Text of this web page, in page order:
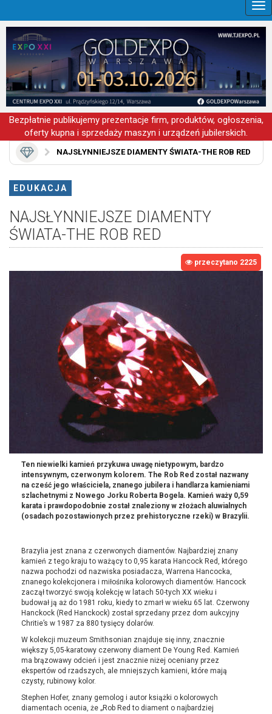
Bezpłatnie publikujemy prezentacje firm, produktów, ogłoszenia,
oferty kupna i sprzedaży maszyn i urządzeń jubilerskich.
NAJSŁYNNIEJSZE DIAMENTY ŚWIATA-THE ROB RED
EDUKACJA
NAJSŁYNNIEJSZE DIAMENTY
ŚWIATA-THE ROB RED
przeczytano 2225
Ten niewielki kamień przykuwa uwagę nietypowym, bardzo
intensywnym, czerwonym kolorem. The Rob Red został nazwany
na cześć jego właściciela, znanego jubilera i handlarza kamieniami
szlachetnymi z Nowego Jorku Roberta Bogela. Kamień waży 0,59
karata i prawdopodobnie został znaleziony w złożach aluwialnych
(osadach pozostawionych przez prehistoryczne rzeki) w Brazylii.
Brazylia jest znana z czerwonych diamentów. Najbardziej znany
kamień z tego kraju to ważący to 0,95 karata Hancock Red, którego
nazwa pochodzi od nazwiska posiadacza, Warrena Hancocka,
znanego kolekcjonera i miłośnika kolorowych diamentów. Hancock
zaczął tworzyć swoją kolekcję w latach 50-tych XX wieku i
budował ją aż do 1981 roku, kiedy to zmarł w wieku 65 lat. Czerwony
Hanckock (Red Hanckock) został sprzedany przez dom aukcyjny
Chritie’s w 1987 za 880 tysięcy dolarów.
W kolekcji muzeum Smithsonian znajduje się inny, znacznie
większy 5,05-karatowy czerwony diament De Young Red. Kamień
ma brązowawy odcień i jest znacznie niżej oceniany przez
ekspertów od rzadszych, ale mniejszych kamieni, które mają
czysty, rubinowy kolor.
Stephen Hofer, znany gemolog i autor książki o kolorowych
diamentach ocenia, że „Rob Red to diament o najbardziej